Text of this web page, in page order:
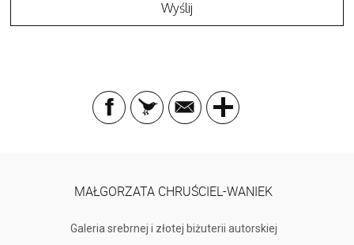
MAŁGORZATA CHRUŚCIEL-WANIEK
Galeria srebrnej i złotej biżuterii autorskiej